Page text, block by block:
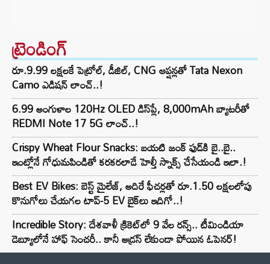
ట్రెండింగ్‌
రూ.9.99 లక్షలకే పెట్రోల్, డీజిల్, CNG ఆప్షన్లతో Tata Nexon
Camo ఎడిషన్ లాంచ్..!
6.99 అంగుళాల 120Hz OLED డిస్‌ప్లే, 8,000mAh బ్యాటరీతో
REDMI Note 17 5G లాంచ్..!
Crispy Wheat Flour Snacks: బయటి జంక్ ఫుడ్‌కి బై..బై..
ఇంట్లోనే గోధుమపిండితో కరకరలాడే హెల్తీ స్నాక్స్ చేసేయండి ఇలా.!
Best EV Bikes: బెస్ట్ మైలేజ్, అదిరే ఫీచర్లతో రూ.1.50 లక్షలలోపు
కొనుగోలు చేయగల టాప్-5 EV బైక్‌లు ఇదిగో..!
Incredible Story: దేశవాళీ క్రికెట్‌లో 9 వేల రన్స్.. టీమిండియా
డెబ్యూలోనే హాఫ్ సెంచరీ.. కానీ అడ్రస్ లేకుండా పోయిన ఓపెనర్!